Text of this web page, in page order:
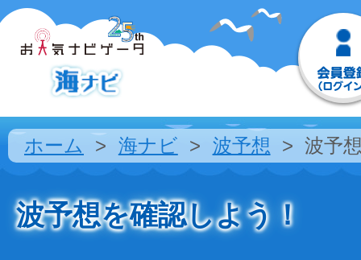
ホーム 海ナビ 波予想 波予
波予想を確認しよう！